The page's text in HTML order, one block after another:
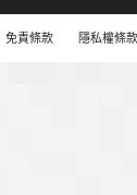
免責條款 隱私權條款